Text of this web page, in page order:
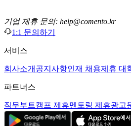
기업 제휴 문의: help@comento.kr
1:1 문의하기
서비스
회사소개 공지사항인재 채용제휴 대
파트너스
직무부트캠프 제휴멘토링 제휴광고